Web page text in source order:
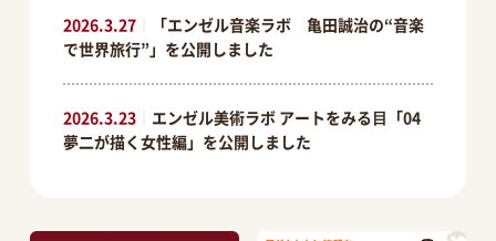
2026.3.27｜
「エンゼル音楽ラボ 亀田誠治の“音楽
で世界旅行”」を公開しました
2026.3.23｜ エンゼル美術ラボ アートをみる⽬「04
夢二が描く女性編」を公開しました